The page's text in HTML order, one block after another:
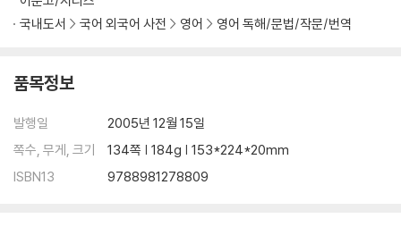
국내도서
국어 외국어 사전 영어 영어 독해/문법/작문/번역
품목정보
발행일
2005년 12월 15일
쪽수, 무게, 크기
134쪽 | 184g | 153*224*20mm
ISBN13
9788981278809